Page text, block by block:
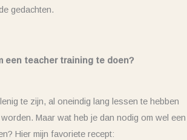
gedachten.
een teacher training te doen?
te zijn, al oneindig lang lessen te hebben
Maar wat heb je dan nodig om wel een
Hier mijn favoriete recept: